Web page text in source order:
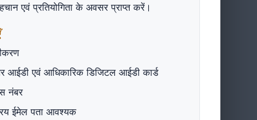
एवं प्रतियोगिता के अवसर प्राप्त करें।
आईडी एवं आधिकारिक डिजिटल आईडी कार्ड
नंबर
ईमेल पता आवश्यक
payment. Once the payment is
प्लेयर आईडी और डिजिटल आईडी कार्ड ईमेल